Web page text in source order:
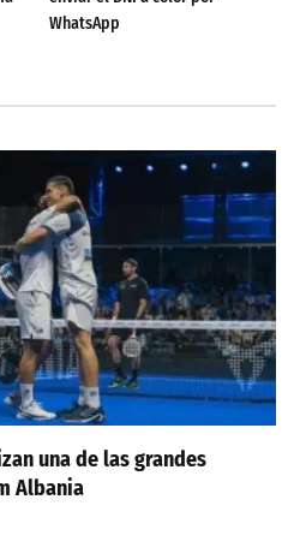
WhatsApp
una de las grandes
Albania